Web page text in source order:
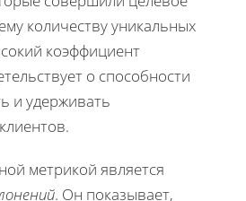
количеству уникальных
коэффициент
о способности
и удерживать
метрикой является
. Он показывает,